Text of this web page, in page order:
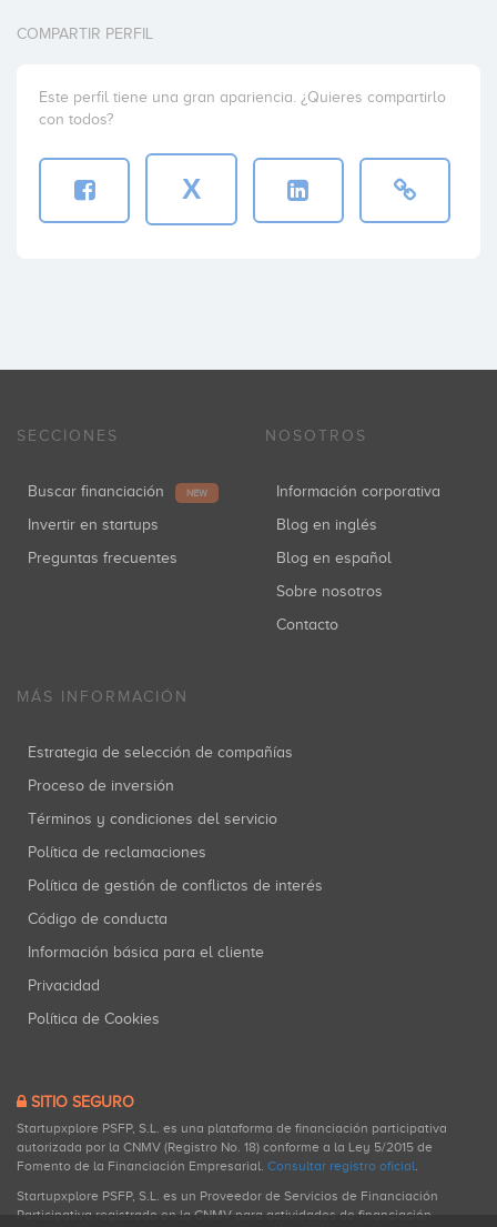
COMPARTIR PERFIL
Este perfil tiene una gran apariencia. ¿Quieres compartirlo
con todos?
X
SECCIONES
Buscar financiación NEW
Invertir en startups
Preguntas frecuentes
NOSOTROS
Información corporativa
Blog en inglés
Blog en español
Sobre nosotros
Contacto
MÁS INFORMACIÓN
Estrategia de selección de compañías
Proceso de inversión
Términos y condiciones del servicio
Política de reclamaciones
Política de gestión de conflictos de interés
Código de conducta
Información básica para el cliente
Privacidad
Política de Cookies
SITIO SEGURO
Startupxplore PSFP, S.L. es una plataforma de financiación participativa
autorizada por la CNMV (Registro No. 18) conforme a la Ley 5/2015 de
Fomento de la Financiación Empresarial. Consultar registro oficial.
Startupxplore PSFP, S.L. es un Proveedor de Servicios de Financiación
Participativa registrado en la CNMV para actividades de financiación